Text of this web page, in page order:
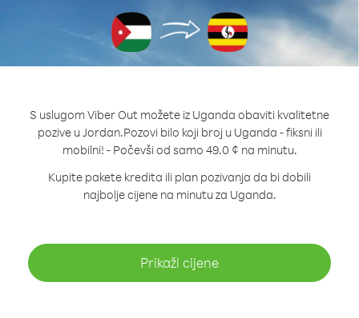
S uslugom Viber Out možete iz Uganda obaviti kvalitetne
pozive u Jordan.Pozovi bilo koji broj u Uganda - fiksni ili
mobilni! - Počevši od samo 49.0 ¢ na minutu.
Kupite pakete kredita ili plan pozivanja da bi dobili
najbolje cijene na minutu za Uganda.
Prikaži cijene